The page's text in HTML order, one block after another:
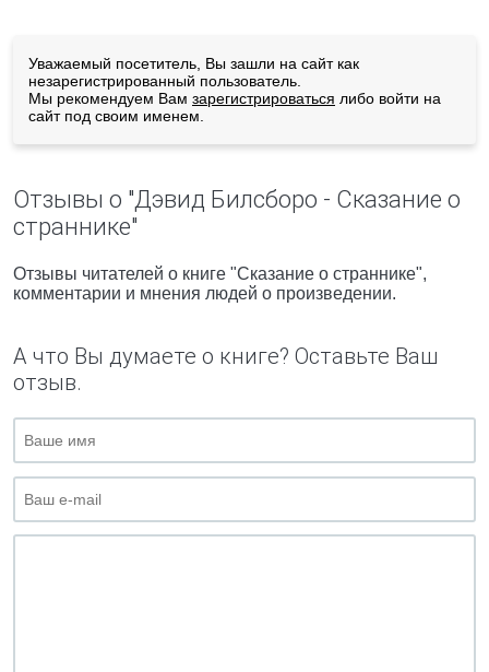
Уважаемый посетитель, Вы зашли на сайт как
незарегистрированный пользователь.
Мы рекомендуем Вам зарегистрироваться либо войти на
сайт под своим именем.
Отзывы о "Дэвид Билсборо - Сказание о
страннике"
Отзывы читателей о книге "Сказание о страннике",
комментарии и мнения людей о произведении.
А что Вы думаете о книге? Оставьте Ваш
отзыв.